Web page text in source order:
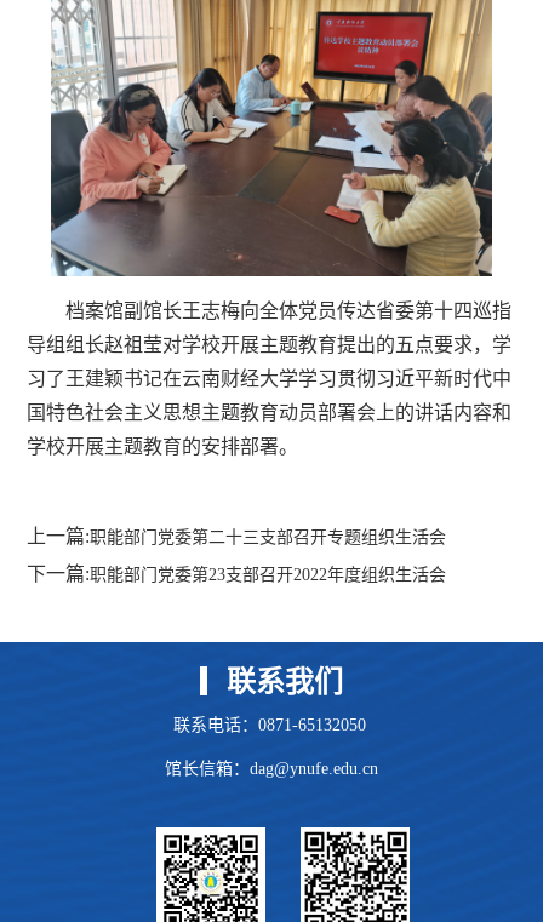
档案馆副馆长王志梅向全体党员传达省委第十四巡指
导组组长赵祖莹对学校开展主题教育提出的五点要求，学
习了王建颖书记在云南财经大学学习贯彻习近平新时代中
国特色社会主义思想主题教育动员部署会上的讲话内容和
学校开展主题教育的安排部署。
上一篇:职能部门党委第二十三支部召开专题组织生活会
下一篇:职能部门党委第23支部召开2022年度组织生活会
联系我们
联系电话：0871-65132050
馆长信箱：dag@ynufe.edu.cn